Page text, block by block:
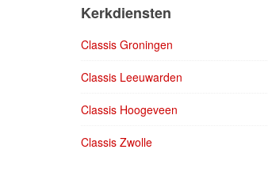
Kerkdiensten
Classis Groningen
Classis Leeuwarden
Classis Hoogeveen
Classis Zwolle